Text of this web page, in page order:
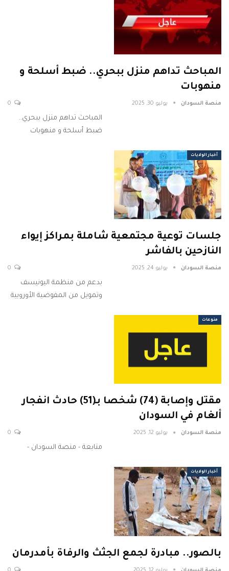
المباحث تداهم منزل ببحري.. ضبط أسلحة و
منهوبات
منصة السودان يوليو 30, 2025
المباحث تداهم منزل ببحري..
ضبط أسلحة و منهوبات
أخبار الولايات
جلسات توعية مجتمعية شاملة بمراكز إيواء
النازحين بالفاشر
منصة السودان يوليو 24, 2025
بدعم من منظمة اليونيسف
وتمويل من المفوضية الأوروبية
منوعات
مقتل وإصابة (74) شخصا بـ(51) حادث انفجار
ألغام في السودان
منصة السودان يوليو 12, 2025
متابعة - منصة السودان -
أخبار الولايات
بالصور.. مبادرة لجمع الجثث والرفاة بأمدرمان